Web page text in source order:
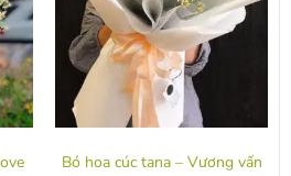
Bó hoa cúc tana – Vương vấn